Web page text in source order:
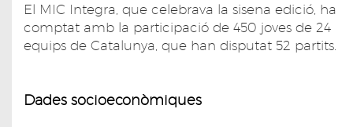
El MIC Integra, que celebrava la sisena edició, ha
comptat amb la participació de 450 joves de 24
equips de Catalunya, que han disputat 52 partits.
Dades socioeconòmiques